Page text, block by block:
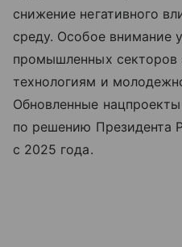
снижение негативного
среду. Особое внимание
промышленных
технологиям и
Обновленные
по решению Президента
с 2025 года.